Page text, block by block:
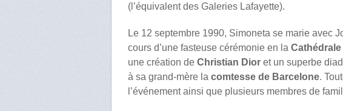
(l’équivalent des Galeries Lafayette).
Le 12 septembre 1990, Simoneta se marie avec
cours d’une fasteuse cérémonie en la
une création deChristian Dior et un superbe
à sa grand-mère lacomtesse de Barcelone.
l’événement ainsi que plusieurs membres de